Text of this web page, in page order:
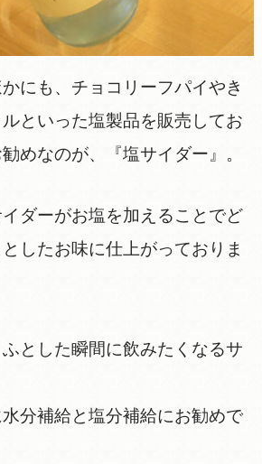
にも、チョコリーフパイやき
といった塩製品を販売してお
めなのが、『塩サイダー』。
ダーがお塩を加えることでど
したお味に仕上がっておりま
とした瞬間に飲みたくなるサ
分補給と塩分補給にお勧めで